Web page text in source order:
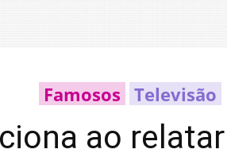
Famosos Televisão
ao